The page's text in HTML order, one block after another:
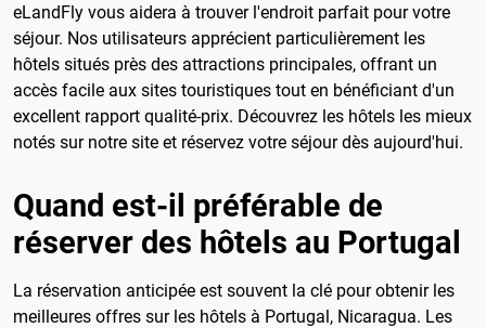
eLandFly vous aidera à trouver l'endroit parfait pour votre
séjour. Nos utilisateurs apprécient particulièrement les
hôtels situés près des attractions principales, offrant un
accès facile aux sites touristiques tout en bénéficiant d'un
excellent rapport qualité-prix. Découvrez les hôtels les mieux
notés sur notre site et réservez votre séjour dès aujourd'hui.
Quand est-il préférable de
réserver des hôtels au Portugal
La réservation anticipée est souvent la clé pour obtenir les
meilleures offres sur les hôtels à Portugal, Nicaragua. Les